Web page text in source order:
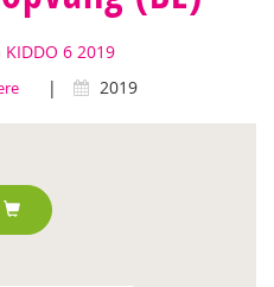
KIDDO 6 2019
| 2019